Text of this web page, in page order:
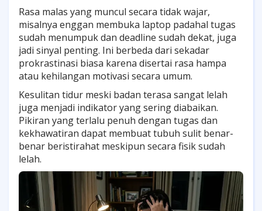
Rasa malas yang muncul secara tidak wajar,
misalnya enggan membuka laptop padahal tugas
sudah menumpuk dan deadline sudah dekat, juga
jadi sinyal penting. Ini berbeda dari sekadar
prokrastinasi biasa karena disertai rasa hampa
atau kehilangan motivasi secara umum.
Kesulitan tidur meski badan terasa sangat lelah
juga menjadi indikator yang sering diabaikan.
Pikiran yang terlalu penuh dengan tugas dan
kekhawatiran dapat membuat tubuh sulit benar-
benar beristirahat meskipun secara fisik sudah
lelah.